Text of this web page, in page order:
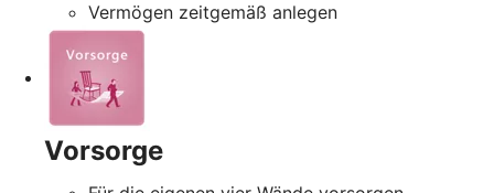
Vermögen zeitgemäß anlegen
Vorsorge